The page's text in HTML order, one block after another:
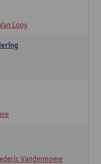
Looy
Vandermoere